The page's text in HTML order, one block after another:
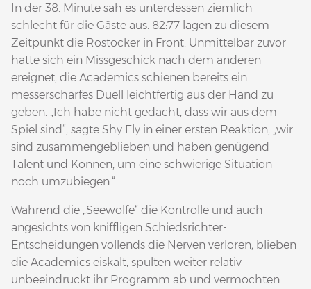
In der 38. Minute sah es unterdessen ziemlich
schlecht für die Gäste aus. 82:77 lagen zu diesem
Zeitpunkt die Rostocker in Front. Unmittelbar zuvor
hatte sich ein Missgeschick nach dem anderen
ereignet, die Academics schienen bereits ein
messerscharfes Duell leichtfertig aus der Hand zu
geben. „Ich habe nicht gedacht, dass wir aus dem
Spiel sind“, sagte Shy Ely in einer ersten Reaktion, „wir
sind zusammengeblieben und haben genügend
Talent und Können, um eine schwierige Situation
noch umzubiegen.“
Während die „Seewölfe“ die Kontrolle und auch
angesichts von kniffligen Schiedsrichter-
Entscheidungen vollends die Nerven verloren, blieben
die Academics eiskalt, spulten weiter relativ
unbeeindruckt ihr Programm ab und vermochten